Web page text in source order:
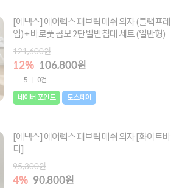
[에넥스] 에어렉스 패브릭 매쉬 의자 (블랙프레
임) + 바로풋 콤보 2단 발받침대 세트 (일반형)
121,600원
12% 106,800원
5 0건
네이버 포인트 토스페이
[에넥스] 에어렉스 패브릭 매쉬 의자 [화이트바
디]
95,300원
4% 90,800원